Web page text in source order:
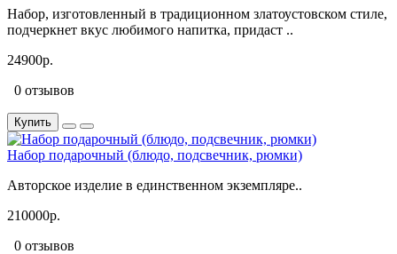
Набор, изготовленный в традиционном златоустовском стиле,
подчеркнет вкус любимого напитка, придаст ..
24900р.
0 отзывов
Купить
Набор подарочный (блюдо, подсвечник, рюмки)
Авторское изделие в единственном экземпляре..
210000р.
0 отзывов